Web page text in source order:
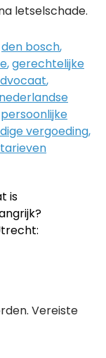
letselschade.
den bosch,
,gerechtelijke
,
nederlandse
persoonlijke
vergoeding,
is
Vereiste